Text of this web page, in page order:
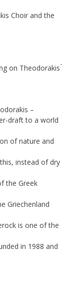
Choir and the
on Theodorakis
–
draft to a world
of nature and
instead of dry
the Greek
Griechenland
is one of the
in 1988 and